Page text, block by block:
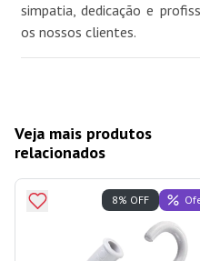
simpatia, dedicação e
os nossos clientes.
Veja mais produtos
relacionados
8% OFF